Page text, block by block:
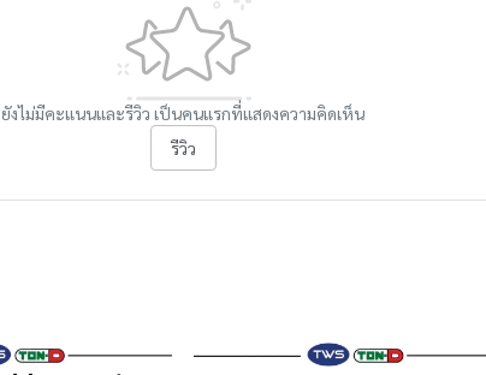
ยังไม่มีคะแนนและรีวิว เป็นคนแรกที่แสดงความคิดเห็น
รีวิว